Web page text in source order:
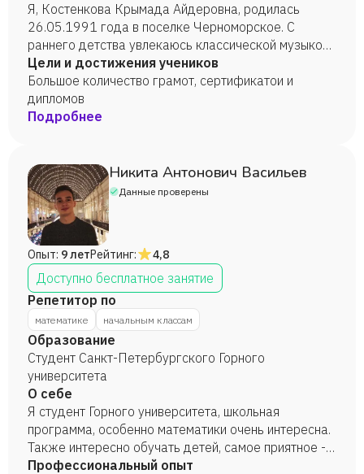
Я, Костенкова Крымада Айдеровна, родилась
26.05.1991 года в поселке Черноморское. С
раннего детства увлекаюсь классической музыкой.
Ходила в музыкальную школу и получила диплом по
классу "Скрипка". Свободное время провожу со
своим питомцем.
Цели и достижения учеников
Большое количество грамот, сертификатои и
дипломов
Подробнее
Никита Антонович Васильев
Данные проверены
Опыт: 9 летРейтинг: 4,8
Доступно бесплатное занятие
Репетитор по
математике начальным классам
Образование
Студент Санкт-Петербургского Горного
университета
О себе
Я студент Горного университета, школьная
программа, особенно математики очень интересна.
Также интересно обучать детей, самое приятное -
сданный с отличием экзамен или хорошие оценки, а
Профессиональный опыт